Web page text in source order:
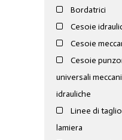
Bordatrici
Cesoie
Cesoie
Cesoie
universali
idrauliche
Linee di
lamiera